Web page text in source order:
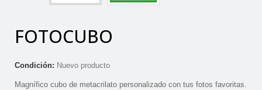
FOTOCUBO
Condición: Nuevo producto
Magnífico cubo de metacrilato personalizado con tus fotos favoritas.